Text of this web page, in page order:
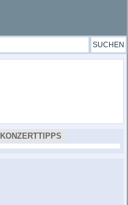
KONZERTTIPPS